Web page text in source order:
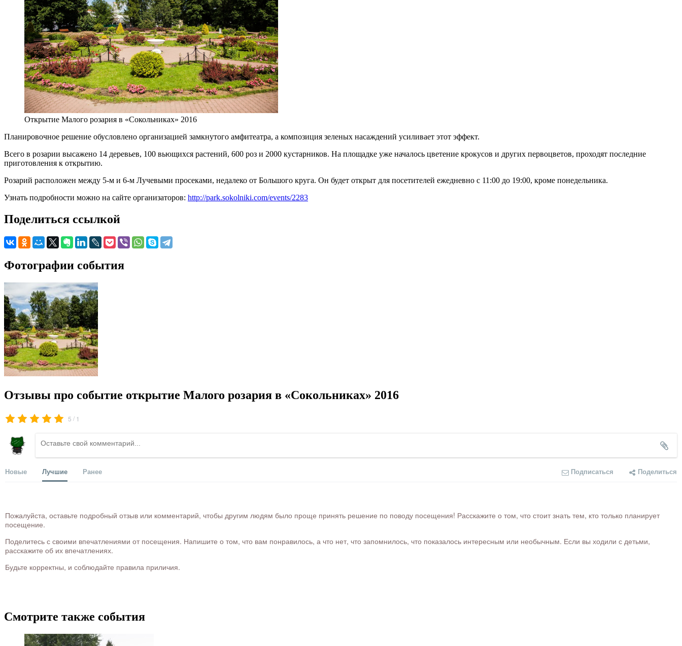
Открытие Малого розария в «Сокольниках» 2016
Планировочное решение обусловлено организацией замкнутого амфитеатра, а композиция зеленых насаждений усиливает этот эффект.
Всего в розарии высажено 14 деревьев, 100 вьющихся растений, 600 роз и 2000 кустарников. На площадке уже началось цветение крокусов и других первоцветов, проходят последние
приготовления к открытию.
Розарий расположен между 5-м и 6-м Лучевыми просеками, недалеко от Большого круга. Он будет открыт для посетителей ежедневно с 11:00 до 19:00, кроме понедельника.
Узнать подробности можно на сайте организаторов: http://park.sokolniki.com/events/2283
Поделиться ссылкой
Фотографии события
Отзывы про событие открытие Малого розария в «Сокольниках» 2016
5 / 1
Новые Лучшие Ранее Подписаться Поделиться
Пожалуйста, оставьте подробный отзыв или комментарий, чтобы другим людям было проще принять решение по поводу посещения! Расскажите о том, что стоит знать тем, кто только планирует
посещение.
Поделитесь с своими впечатлениями от посещения. Напишите о том, что вам понравилось, а что нет, что запомнилось, что показалось интересным или необычным. Если вы ходили с детьми,
расскажите об их впечатлениях.
Будьте корректны, и соблюдайте правила приличия.
Смотрите также события